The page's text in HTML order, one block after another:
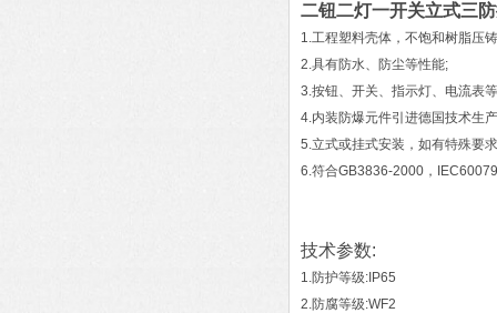
二钮二灯一开关立式三
1.工程塑料壳体，不饱和树脂压
2.具有防水、防尘等性能;
3.按钮、开关、指示灯、电流表
4.内装防爆元件引进德国技术生
5.立式或挂式安装，如有特殊要
6.符合GB3836-2000，
技术参数:
1.防护等级:IP65
2.防腐等级:WF2